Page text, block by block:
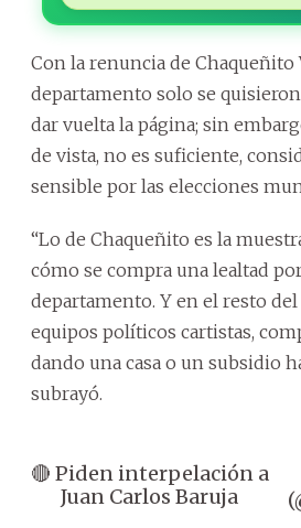
Con la renuncia de Chaqueñito
departamento solo se
dar vuelta la página; sin
de vista, no es suficiente,
sensible por las elecciones
“Lo de Chaqueñito es la
cómo se compra una lealtad
departamento. Y en el resto del
equipos políticos cartistas,
dando una casa o un subsidio
subrayó.
🔴 Piden interpelación a
Juan Carlos Baruja